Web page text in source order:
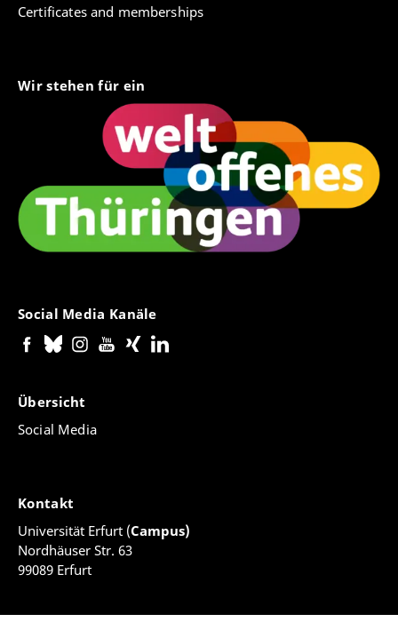
Certificates and memberships
Wir stehen für ein
Social Media Kanäle
Übersicht
Social Media
Kontakt
Universität Erfurt (Campus)
Nordhäuser Str. 63
99089 Erfurt